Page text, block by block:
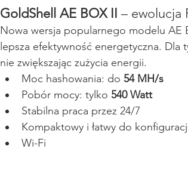
GoldShell AE BOX II – ewolucja
Nowa wersja popularnego modelu AE
lepsza efektywność energetyczna. Dla
nie zwiększając zużycia energii.
Moc hashowania: do 54 MH/s
Pobór mocy: tylko 540 Watt
Stabilna praca przez 24/7
Kompaktowy i łatwy do
Wi-Fi